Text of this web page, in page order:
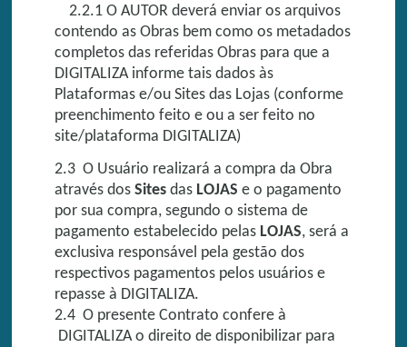
2.2.1 O AUTOR deverá enviar os arquivos
contendo as Obras bem como os metadados
completos das referidas Obras para que a
DIGITALIZA informe tais dados às
Plataformas e/ou Sites das Lojas (conforme
preenchimento feito e ou a ser feito no
site/plataforma DIGITALIZA)
2.3 O Usuário realizará a compra da Obra
através dos Sites das LOJAS e o pagamento
por sua compra, segundo o sistema de
pagamento estabelecido pelas LOJAS, será a
exclusiva responsável pela gestão dos
respectivos pagamentos pelos usuários e
repasse à DIGITALIZA.
2.4 O presente Contrato confere à
DIGITALIZA o direito de disponibilizar para